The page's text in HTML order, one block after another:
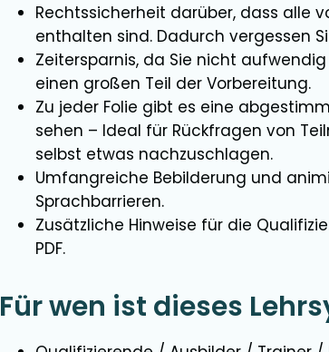
Rechtssicherheit darüber, dass alle
enthalten sind. Dadurch vergessen
Zeitersparnis, da Sie nicht
einen großen Teil der Vorbereitung.
Zu jeder Folie gibt es eine
sehen – Ideal für Rückfragen von
selbst etwas nachzuschlagen.
Umfangreiche Bebilderung und
Sprachbarrieren.
Zusätzliche Hinweise für die
PDF.
Für wen ist dieses